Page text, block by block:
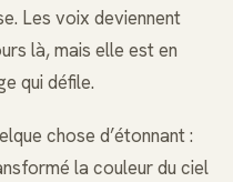
Les voix deviennent
là, mais elle est en
qui défile.
chose d’étonnant :
la couleur du ciel